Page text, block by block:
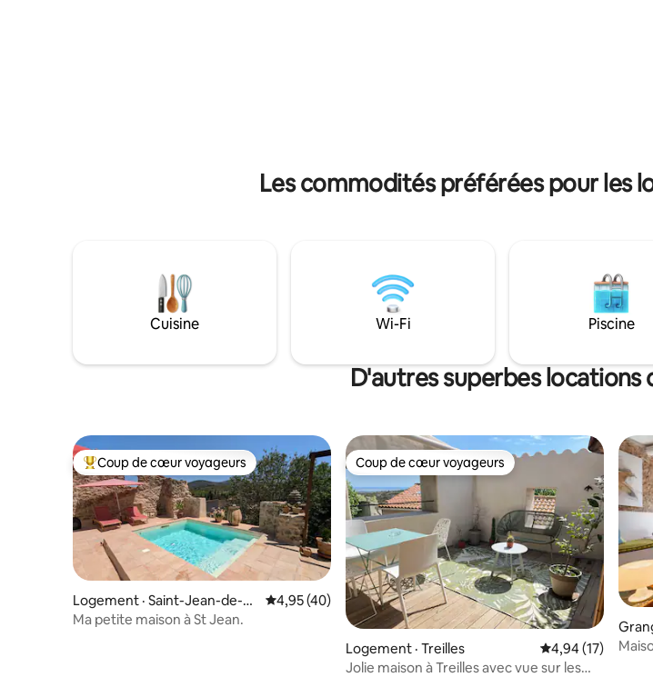
Les commodités préférées pour les
Cuisine Wi-Fi Piscine
D'autres superbes locations
Coup de cœur voyageurs parmi les plus aimés
Coup de cœur voyageurs
Logement · Saint-Jean-de-Ba
rrou
Note moyenne de 4,95 sur 5, 40 commentaires
4,95 (40)
Ma petite maison à St Jean.
Coup de cœur voyageurs
Coup de cœur voyageurs
Logement · Treilles Note moyenne
4,94 (17)
Jolie maison à Treilles avec vue sur les